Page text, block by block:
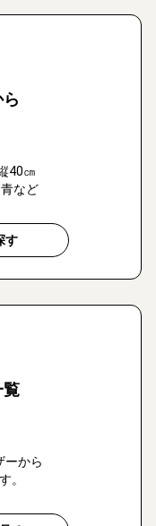
40㎝
など
す
覧
ーから
。